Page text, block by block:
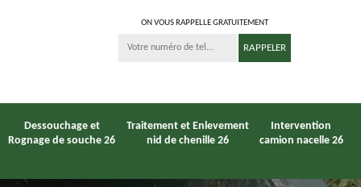
ON VOUS RAPPELLE GRATUITEMENT
Dessouchage et
Rognage de souche 26
Traitement et Enlevement
nid de chenille 26
Intervention
camion nacelle 26